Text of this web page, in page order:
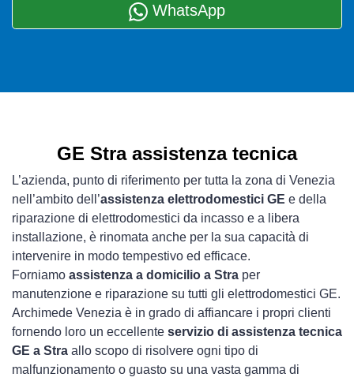
WhatsApp
GE Stra assistenza tecnica
L’azienda, punto di riferimento per tutta la zona di Venezia
nell’ambito dell’assistenza elettrodomestici GE e della
riparazione di elettrodomestici da incasso e a libera
installazione, è rinomata anche per la sua capacità di
intervenire in modo tempestivo ed efficace.
Forniamo assistenza a domicilio a Stra per
manutenzione e riparazione su tutti gli elettrodomestici GE.
Archimede Venezia è in grado di affiancare i propri clienti
fornendo loro un eccellente servizio di assistenza tecnica
GE a Stra allo scopo di risolvere ogni tipo di
malfunzionamento o guasto su una vasta gamma di